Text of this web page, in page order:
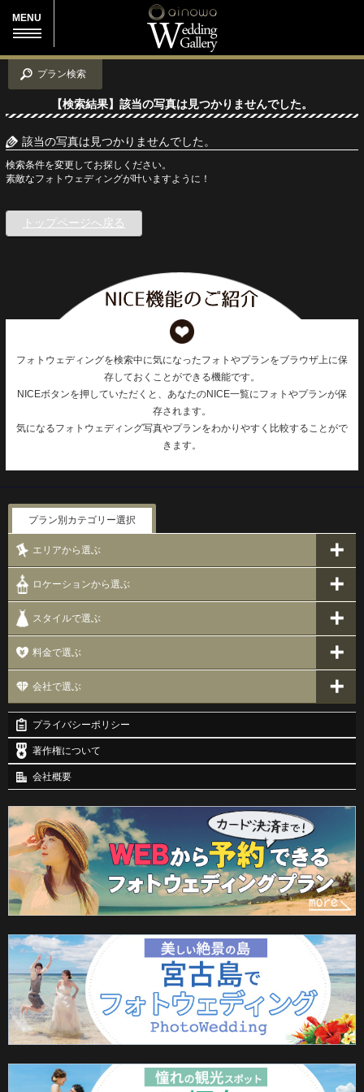
MENU
プラン検索
【検索結果】該当の写真は見つかりませんでした。
該当の写真は見つかりませんでした。
検索条件を変更してお探しください。
素敵なフォトウェディングが叶いますように！
トップページへ戻る
フォトウェディングを検索中に気になったフォトやプランをブラウザ上に保
存しておくことができる機能です。
NICEボタンを押していただくと、あなたのNICE一覧にフォトやプランが保
存されます。
気になるフォトウェディング写真やプランをわかりやすく比較することがで
きます。
プラン別カテゴリー選択
エリアから選ぶ
ロケーションから選ぶ
スタイルで選ぶ
料金で選ぶ
会社で選ぶ
プライバシーポリシー
著作権について
会社概要